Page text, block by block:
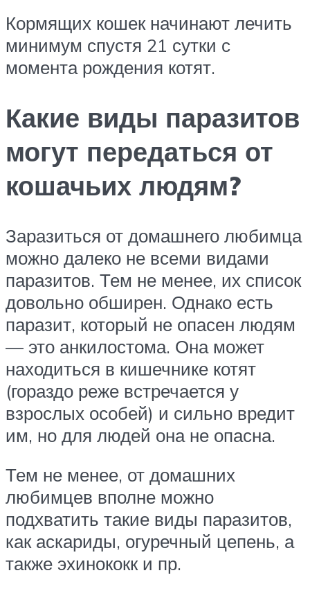
Кормящих кошек начинают лечить
минимум спустя 21 сутки с
момента рождения котят.
Какие виды паразитов
могут передаться от
кошачьих людям?
Заразиться от домашнего любимца
можно далеко не всеми видами
паразитов. Тем не менее, их список
довольно обширен. Однако есть
паразит, который не опасен людям
— это анкилостома. Она может
находиться в кишечнике котят
(гораздо реже встречается у
взрослых особей) и сильно вредит
им, но для людей она не опасна.
Тем не менее, от домашних
любимцев вполне можно
подхватить такие виды паразитов,
как аскариды, огуречный цепень, а
также эхинококк и пр.